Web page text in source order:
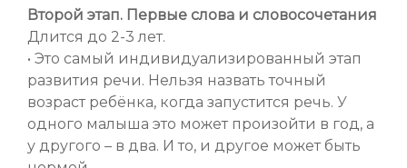
Второй этап. Первые слова и словосочетания
Длится до 2-3 лет.
• Это самый индивидуализированный этап
развития речи. Нельзя назвать точный
возраст ребёнка, когда запустится речь. У
одного малыша это может произойти в год, а
у другого – в два. И то, и другое может быть